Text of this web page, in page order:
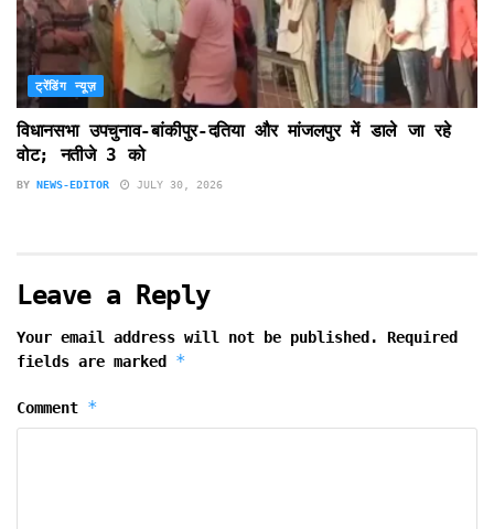
ट्रेंडिंग न्यूज़
विधानसभा उपचुनाव-बांकीपुर-दतिया और मांजलपुर में डाले जा रहे
वोट; नतीजे 3 को
BY NEWS-EDITOR JULY 30, 2026
Leave a Reply
Your email address will not be published.
Required
fields are marked *
Comment *